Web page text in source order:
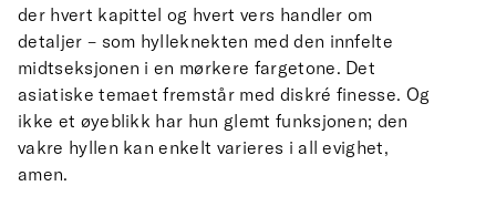
der hvert kapittel og hvert vers handler om
detaljer – som hylleknekten med den innfelte
midtseksjonen i en mørkere fargetone. Det
asiatiske temaet fremstår med diskré finesse. Og
ikke et øyeblikk har hun glemt funksjonen; den
vakre hyllen kan enkelt varieres i all evighet,
amen.